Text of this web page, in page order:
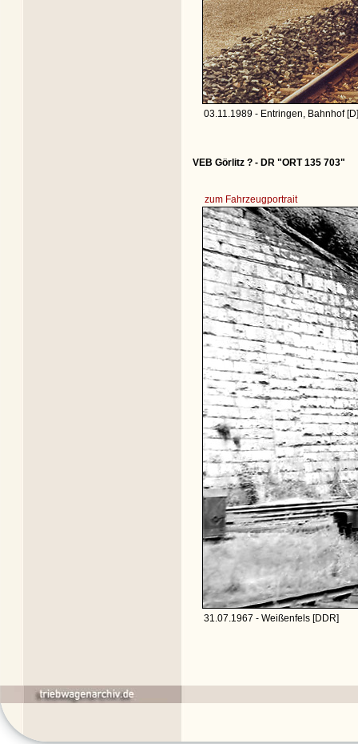
03.11.1989 - Entringen, Bahnhof [D]
VEB Görlitz ? - DR "ORT 135 703"
zum Fahrzeugportrait
31.07.1967 - Weißenfels [DDR]